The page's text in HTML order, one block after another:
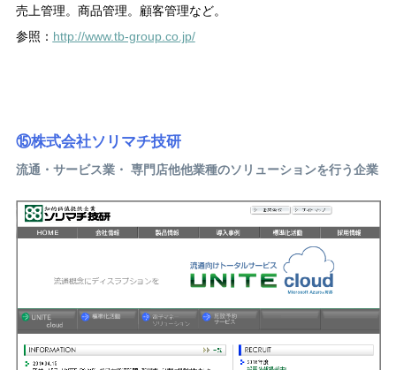
売上管理。商品管理。顧客管理など。
参照： http://www.tb-group.co.jp/
⑮株式会社ソリマチ技研
流通・サービス業・ 専門店他他業種のソリューションを行う企業